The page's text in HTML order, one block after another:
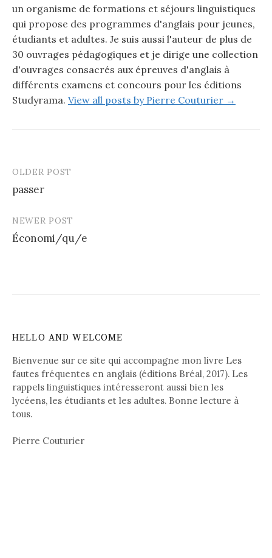
un organisme de formations et séjours linguistiques
qui propose des programmes d'anglais pour jeunes,
étudiants et adultes. Je suis aussi l'auteur de plus de
30 ouvrages pédagogiques et je dirige une collection
d'ouvrages consacrés aux épreuves d'anglais à
différents examens et concours pour les éditions
Studyrama. View all posts by Pierre Couturier →
o
v
i
g
a
t
i
OLDER POST
passer
NEWER POST
Économi/qu/e
HELLO AND WELCOME
Bienvenue sur ce site qui accompagne mon livre Les
fautes fréquentes en anglais (éditions Bréal, 2017). Les
rappels linguistiques intéresseront aussi bien les
lycéens, les étudiants et les adultes. Bonne lecture à
tous.
Pierre Couturier